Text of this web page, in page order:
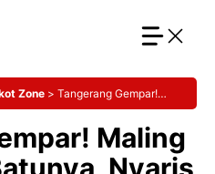
Zone > Tangerang Gempar!
Maling